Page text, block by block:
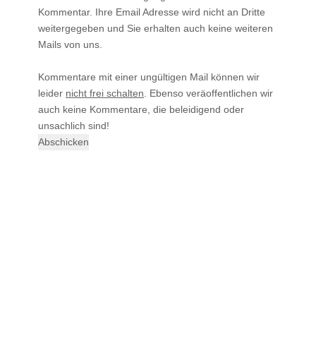
Kommentar. Ihre Email Adresse wird nicht an Dritte
weitergegeben und Sie erhalten auch keine weiteren
Mails von uns.
Kommentare mit einer ungültigen Mail können wir
leider nicht frei schalten . Ebenso veräoffentlichen wir
auch keine Kommentare, die beleidigend oder
unsachlich sind!